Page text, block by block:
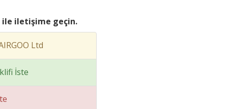
ile iletişime geçin.
Ltd
İste